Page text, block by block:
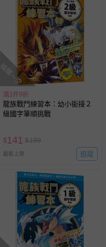
搶購一空
滿1件9折
龍族戰鬥練習本：幼小銜接２
級國字筆順挑戰
$141 $199
最新上架 追蹤